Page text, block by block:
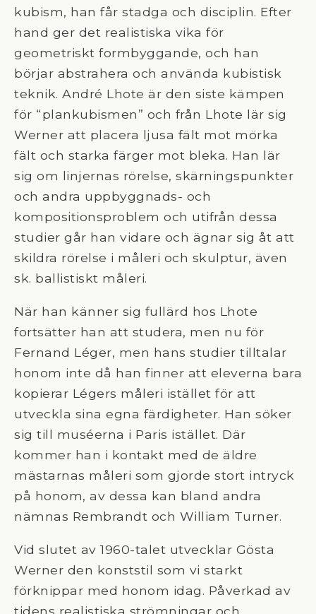
kubism, han får stadga och disciplin. Efter
hand ger det realistiska vika för
geometriskt formbyggande, och han
börjar abstrahera och använda kubistisk
teknik. André Lhote är den siste kämpen
för “plankubismen” och från Lhote lär sig
Werner att placera ljusa fält mot mörka
fält och starka färger mot bleka. Han lär
sig om linjernas rörelse, skärningspunkter
och andra uppbyggnads- och
kompositionsproblem och utifrån dessa
studier går han vidare och ägnar sig åt att
skildra rörelse i måleri och skulptur, även
sk. ballistiskt måleri.
När han känner sig fullärd hos Lhote
fortsätter han att studera, men nu för
Fernand Léger, men hans studier tilltalar
honom inte då han finner att eleverna bara
kopierar Légers måleri istället för att
utveckla sina egna färdigheter. Han söker
sig till muséerna i Paris istället. Där
kommer han i kontakt med de äldre
mästarnas måleri som gjorde stort intryck
på honom, av dessa kan bland andra
nämnas Rembrandt och William Turner.
Vid slutet av 1960-talet utvecklar Gösta
Werner den konststil som vi starkt
förknippar med honom idag. Påverkad av
tidens realistiska strömningar och